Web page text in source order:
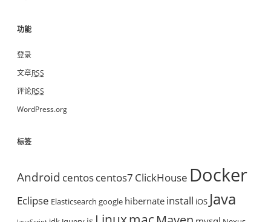
功能
登录
文章RSS
评论RSS
WordPress.org
标签
Android centoscentos7 ClickHouse Docker
Eclipse Elasticsearch google hibernate install iOS Java